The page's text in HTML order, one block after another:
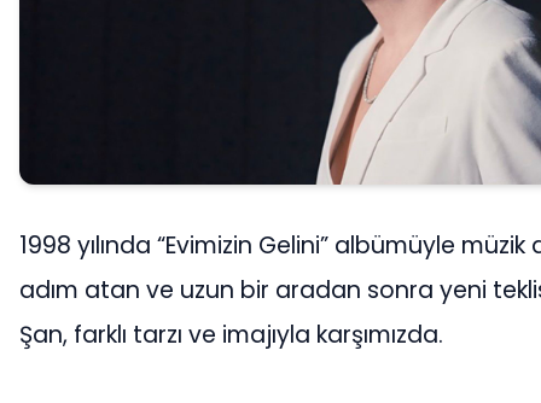
1998 yılında “Evimizin Gelini” albümüyle müzik
adım atan ve uzun bir aradan sonra yeni
Şan, farklı tarzı ve imajıyla karşımızda.